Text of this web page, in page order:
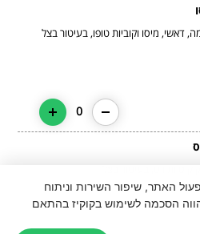
דאשי, מיסו וקוביות טופו, בעיטור בצל
0
האתר, שיפור השירות וניתוח
הסכמה לשימוש בקוקיז בהתאם